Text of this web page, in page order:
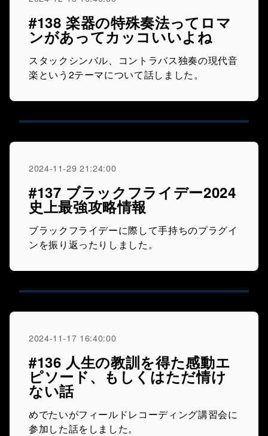
#138 楽器の特殊奏法ってロマ
ンがあってカッコいいよね
スタックシンバル、コントラバス独奏の現代音
楽という2テーマについて話しました。
2024-11-29 21:24:00
#137 ブラックフライデー2024
史上最強攻略情報
ブラックフライデーに際して手持ちのプラグイ
ンを振り返ったりしました。
2024-11-17 16:40:00
#136 人生の教訓を得た感動エ
ピソード、もしくはただ情け
ない話
めでたいがフィールドレコーディング講習会に
参加した話をしました。